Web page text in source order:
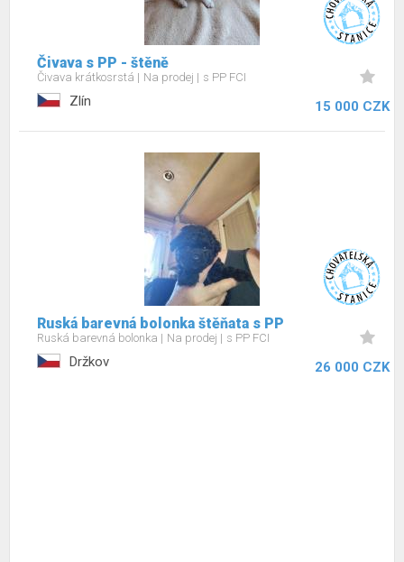
Čivava s PP - štěně
Čivava krátkosrstá Na prodej s PP FCI
Zlín 15 000 CZK
Ruská barevná bolonka štěňata s PP
Ruská barevná bolonka Na prodej s PP FCI
Držkov 26 000 CZK